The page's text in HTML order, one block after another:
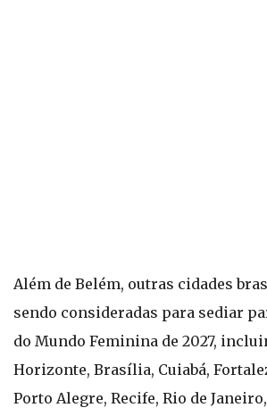
Além de Belém, outras cidades
sendo consideradas para sediar
do Mundo Feminina de 2027,
Horizonte, Brasília, Cuiabá,
Porto Alegre, Recife, Rio de